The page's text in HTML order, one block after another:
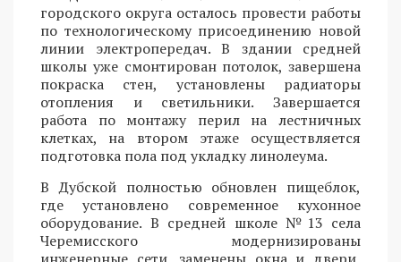
городского округа осталось провести работы
по технологическому присоединению новой
линии электропередач. В здании средней
школы уже смонтирован потолок, завершена
покраска стен, установлены радиаторы
отопления и светильники. Завершается
работа по монтажу перил на лестничных
клетках, на втором этаже осуществляется
подготовка пола под укладку линолеума.
В Дубской полностью обновлен пищеблок,
где установлено современное кухонное
оборудование. В средней школе №13 села
Черемисского модернизированы